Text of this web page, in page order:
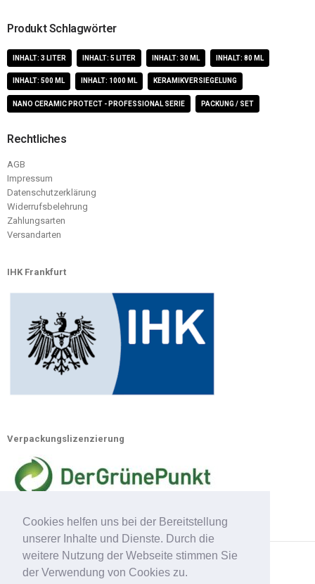
Cookies helfen uns bei der Bereitstellung
unserer Inhalte und Dienste. Durch die
weitere Nutzung der Webseite stimmen Sie
der Verwendung von Cookies zu.
Produkt Schlagwörter
INHALT: 3 LITER INHALT: 5 LITER INHALT: 30 ML INHALT: 80 ML
INHALT: 500 ML INHALT: 1000 ML KERAMIKVERSIEGELUNG
NANO CERAMIC PROTECT - PROFESSIONAL SERIE PACKUNG / SET
Rechtliches
AGB
Impressum
Datenschutzerklärung
Widerrufsbelehrung
Zahlungsarten
Versandarten
IHK Frankfurt
Verpackungslizenzierung
Lackschutz.net 2020. All Rights Reserved